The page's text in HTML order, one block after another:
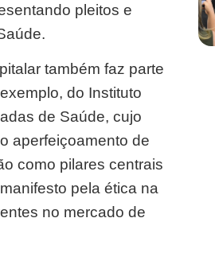
pleitos e
também faz parte
do Instituto
de Saúde, cujo
aperfeiçoamento de
como pilares centrais
pela ética na
no mercado de